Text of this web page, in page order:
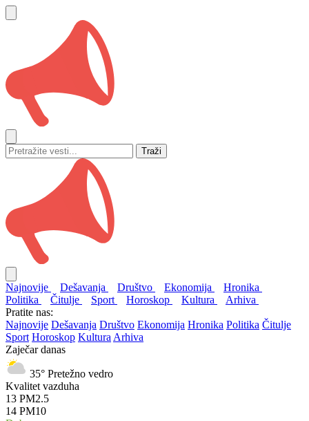
Traži
Najnovije Dešavanja Društvo Ekonomija
Hronika
Politika
Čitulje Sport Horoskop Kultura
Arhiva
Pratite nas:
Najnovije Dešavanja Društvo Ekonomija Hronika Politika Čitulje
Sport Horoskop Kultura Arhiva
Zaječar danas
35° Pretežno vedro
Kvalitet vazduha
13 PM2.5
14 PM10